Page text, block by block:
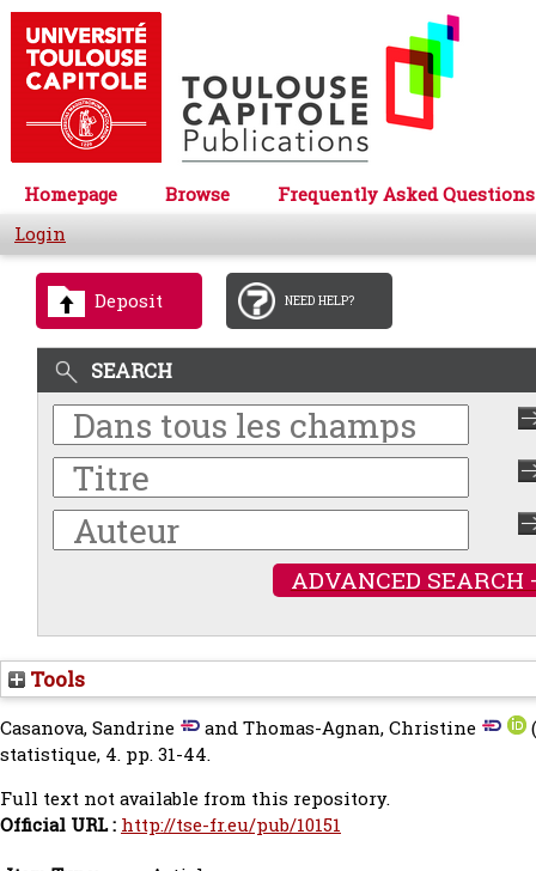
Homepage Browse
Frequently Asked Questions
Login
Deposit NEED HELP?
SEARCH
ADVANCED SEARCH
Tools
Casanova, Sandrine andThomas-Agnan, Christine
statistique, 4. pp. 31-44.
Full text not available from this repository.
Official URL : http://tse-fr.eu/pub/10151